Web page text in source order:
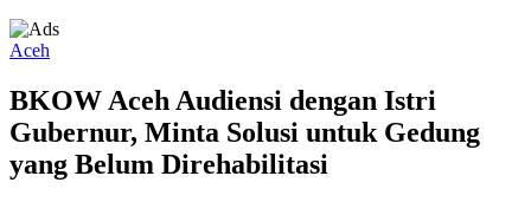
Aceh
BKOW Aceh Audiensi dengan Istri
Gubernur, Minta Solusi untuk Gedung
yang Belum Direhabilitasi